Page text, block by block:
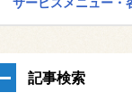
記事検索